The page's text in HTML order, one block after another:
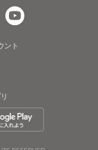
ント